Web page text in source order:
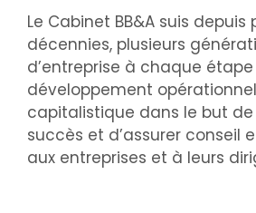
Le Cabinet BB&A suis depuis
décennies, plusieurs
d’entreprise à chaque
développement
capitalistique dans le but
succès et d’assurer conseil
aux entreprises et à leurs